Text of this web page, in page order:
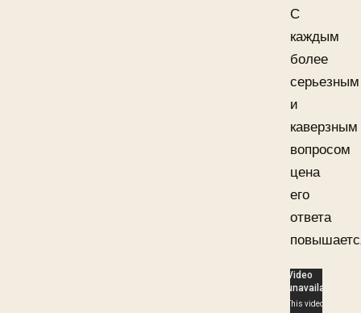
С
каждым
более
серьезным
и
каверзным
вопросом
цена
его
ответа